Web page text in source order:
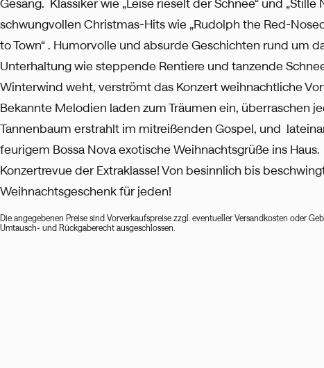
Gesang.‬‬‬‬‬‬‬‬ ‭ Klassiker wie „Leise rieselt der Schnee“ und
schwungvollen Christmas-Hits wie „Rudolph the Red-
to Town“‬‬‬ . Humorvolle und‬‭ absurde Geschichten rund um
Unterhaltung wie steppende Rentiere und tanzende
Winterwind weht, verströmt das Konzert‬‭ weihnachtliche
Bekannte‬‭ Melodien laden zum Träumen ein, überraschen
Tannenbaum erstrahlt im mitreißenden Gospel, und‬
feurigem Bossa Nova‬‭ exotische Weihnachtsgrüße ins
Konzertrevue der Extraklasse! Von besinnlich bis
Weihnachtsgeschenk für jeden!
Die angegebenen Preise sind Vorverkaufspreise zzgl. eventueller Versandkosten oder
Umtausch- und Rückgaberecht ausgeschlossen.